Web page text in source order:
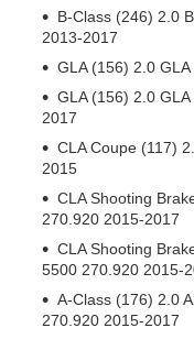
B-Class (246) 2.0
2013-2017
GLA (156) 2.0
GLA (156) 2.0
2017
CLA Coupe (117)
2015
CLA Shooting
270.920 2015-2017
CLA Shooting
5500 270.920 2015-
A-Class (176) 2.0
270.920 2015-2017